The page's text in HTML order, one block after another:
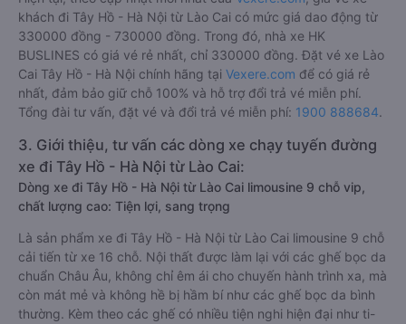
khách đi Tây Hồ - Hà Nội từ Lào Cai có mức giá dao động từ
330000 đồng - 730000 đồng. Trong đó, nhà xe HK
BUSLINES có giá vé rẻ nhất, chỉ 330000 đồng. Đặt vé xe Lào
Cai Tây Hồ - Hà Nội chính hãng tại Vexere.com để có giá rẻ
nhất, đảm bảo giữ chỗ 100% và hỗ trợ đổi trả vé miễn phí.
Tổng đài tư vấn, đặt vé và đổi trả vé miễn phí: 1900 888684.
3. Giới thiệu, tư vấn các dòng xe chạy tuyến đường
xe đi Tây Hồ - Hà Nội từ Lào Cai:
Dòng xe đi Tây Hồ - Hà Nội từ Lào Cai limousine 9 chỗ vip,
chất lượng cao: Tiện lợi, sang trọng
Là sản phẩm xe đi Tây Hồ - Hà Nội từ Lào Cai limousine 9 chỗ
cải tiến từ xe 16 chỗ. Nội thất được làm lại với các ghế bọc da
chuẩn Châu Âu, không chỉ êm ái cho chuyến hành trình xa, mà
còn mát mẻ và không hề bị hầm bí như các ghế bọc da bình
thường. Kèm theo các ghế có nhiều tiện nghi hiện đại như ti-